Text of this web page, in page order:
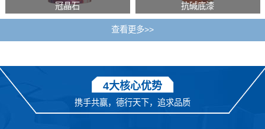
冠晶石 抗碱底漆
查看更多>>
4大核心优势
携手共赢，德行天下，追求品质